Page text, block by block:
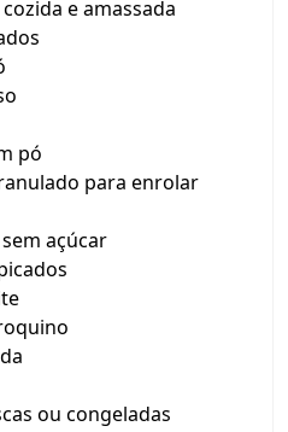
e amassada
pó
para enrolar
açúcar
ou congeladas